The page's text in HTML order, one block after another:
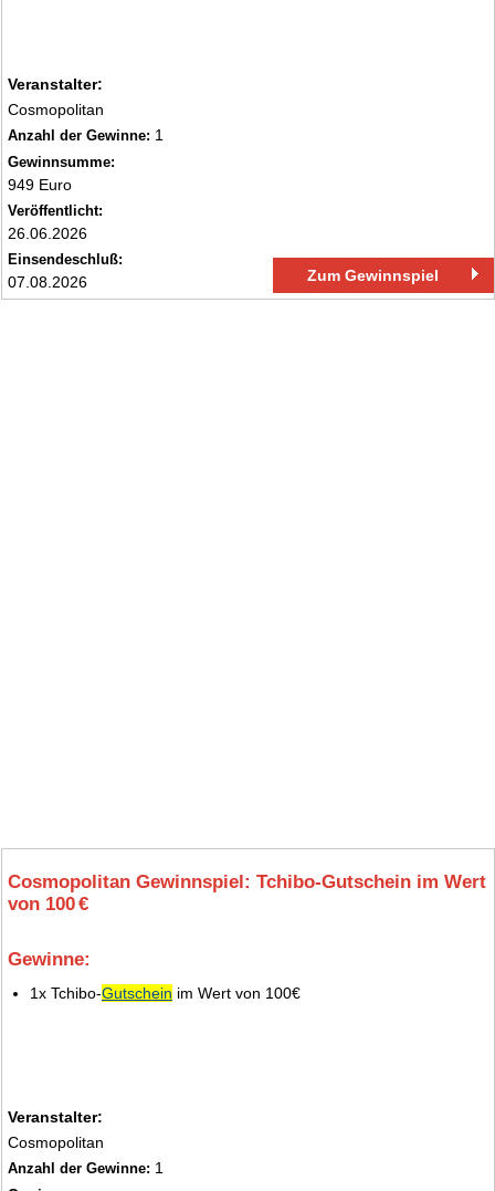
Veranstalter:
Cosmopolitan
Anzahl der Gewinne: 1
Gewinnsumme:
949 Euro
Veröffentlicht:
26.06.2026
Einsendeschluß:
07.08.2026 Zum Gewinnspiel
Cosmopolitan Gewinnspiel: Tchibo-Gutschein im Wert
von 100 €
Gewinne:
1x Tchibo-Gutschein im Wert von 100€
Veranstalter:
Cosmopolitan
Anzahl der Gewinne: 1